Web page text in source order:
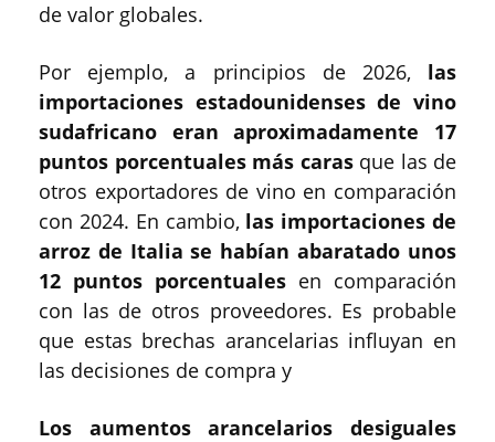
de valor globales.
Por ejemplo, a principios de 2026, las
importaciones estadounidenses de vino
sudafricano eran aproximadamente 17
puntos porcentuales más carasque las de
otros exportadores de vino en comparación
con 2024. En cambio, las importaciones de
arroz de Italia se habían abaratado unos
12 puntos porcentuales en comparación
con las de otros proveedores. Es probable
que estas brechas arancelarias influyan en
las decisiones de compra y
Los aumentos arancelarios desiguales